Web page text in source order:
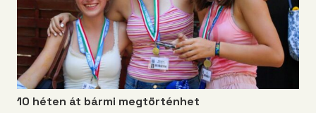
10 héten át bármi megtörténhet